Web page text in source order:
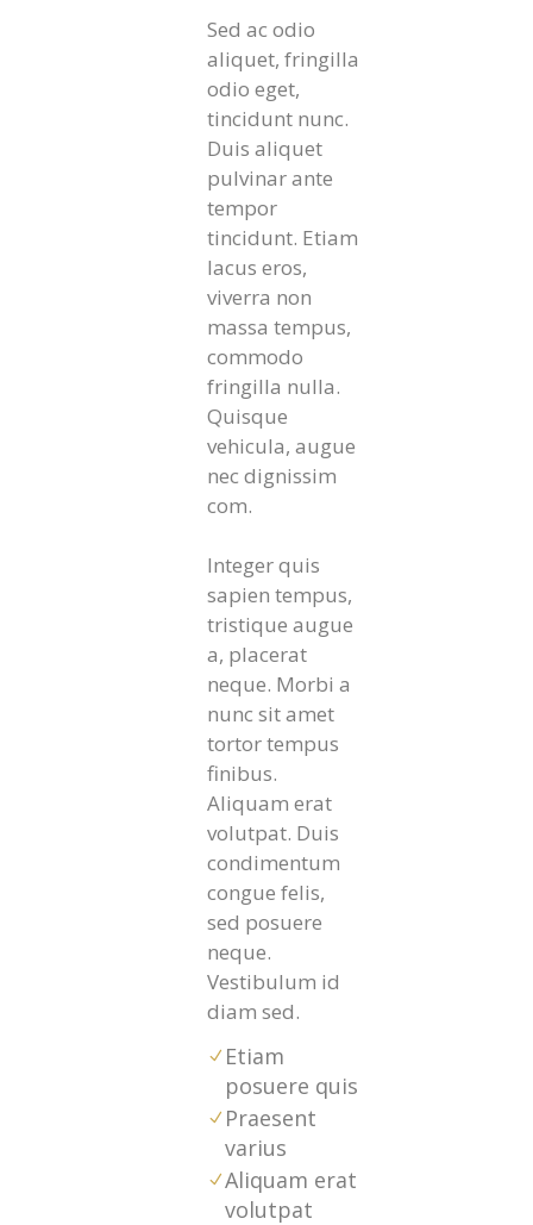
Sed ac odio
aliquet, fringilla
odio eget,
tincidunt nunc.
Duis aliquet
pulvinar ante
tempor
tincidunt. Etiam
lacus eros,
viverra non
massa tempus,
commodo
fringilla nulla.
Quisque
vehicula, augue
nec dignissim
com.
Integer quis
sapien tempus,
tristique augue
a, placerat
neque. Morbi a
nunc sit amet
tortor tempus
finibus.
Aliquam erat
volutpat. Duis
condimentum
congue felis,
sed posuere
neque.
Vestibulum id
diam sed.
Etiam
posuere quis
Praesent
varius
Aliquam erat
volutpat